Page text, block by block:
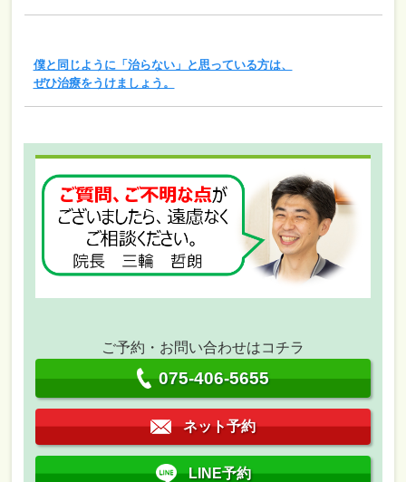
僕と同じように「治らない」と思っている方は、
ぜひ治療をうけましょう。
ご予約・お問い合わせはコチラ
075-406-5655
ネット予約
LINE予約